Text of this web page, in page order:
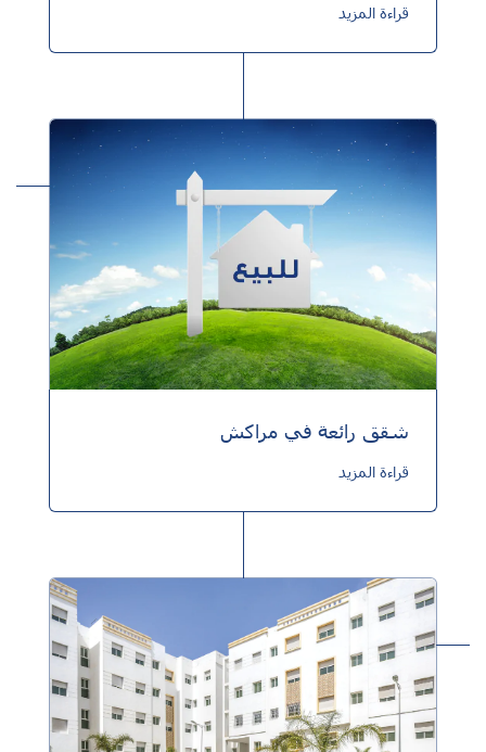
قراءة المزيد
شقق رائعة في مراكش
قراءة المزيد